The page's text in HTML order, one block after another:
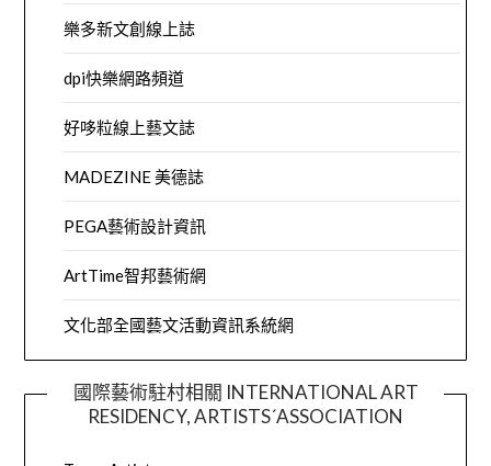
樂多新文創線上誌
dpi快樂網路頻道
好哆粒線上藝文誌
MADEZINE 美德誌
PEGA藝術設計資訊
ArtTime智邦藝術網
文化部全國藝文活動資訊系統網
國際藝術駐村相關 INTERNATIONAL ART
RESIDENCY, ARTISTS´ASSOCIATION